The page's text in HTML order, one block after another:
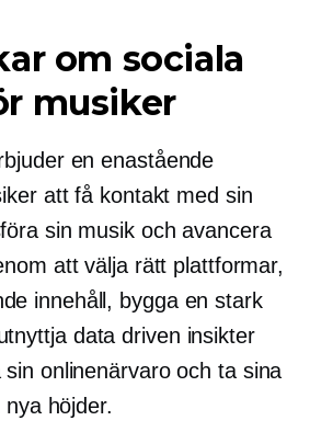
om sociala
musiker
en enastående
att få kontakt med sin
sin musik och avancera
att välja rätt plattformar,
innehåll, bygga en stark
data driven insikter
sin onlinenärvaro och ta sina
höjder.